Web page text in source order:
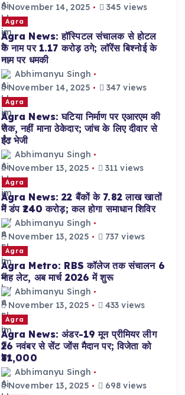
November 14, 2025
345 views
Agra
Agra News: हॉस्पिटल संचालक से होटल
के नाम पर 1.17 करोड़ ठगे; लॉरेंस बिश्नोई के
नाम पर धमकी
Abhimanyu Singh
November 14, 2025
347 views
Agra
Agra News: घटिया निर्माण पर एआरएम की
रोक, नहीं माना ठेकेदार; जांच के लिए दीवार से
ईंट भेजी
Abhimanyu Singh
November 13, 2025
311 views
Agra
Agra News: 22 बैंकों के 7.82 लाख खातों
में डंप ₹240 करोड़; कल होगा समाधान शिविर
Abhimanyu Singh
November 13, 2025
737 views
Agra
Agra Metro: RBS कॉलेज तक संचालन 6
माह लेट, अब मार्च 2026 में शुरू
Abhimanyu Singh
November 13, 2025
433 views
Agra
Agra News: अंडर-19 मून प्रीमियर लीग
26 नवंबर से सेंट जोंस मैदान पर; विजेता को
₹31,000
Abhimanyu Singh
November 13, 2025
698 views